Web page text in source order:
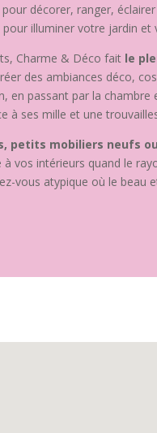
pour décorer, ranger,
pour illuminer votre jardin et
Charme & Déco fait le
des ambiances déco,
en passant par la chambre
à ses mille et une
petits mobiliers neufs
vos intérieurs quand le
vous atypique où le beau